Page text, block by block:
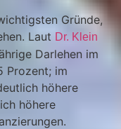
Gründe,
Laut Dr. Klein
Darlehen im
Prozent; im
höhere
höhere